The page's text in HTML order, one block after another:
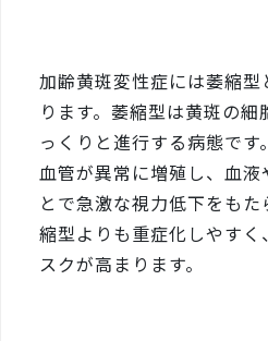
加齢黄斑変性症には萎縮
ります。萎縮型は黄斑の
っくりと進行する病態で
血管が異常に増殖し、血
とで急激な視力低下をも
縮型よりも重症化しやすく
スクが高まります。